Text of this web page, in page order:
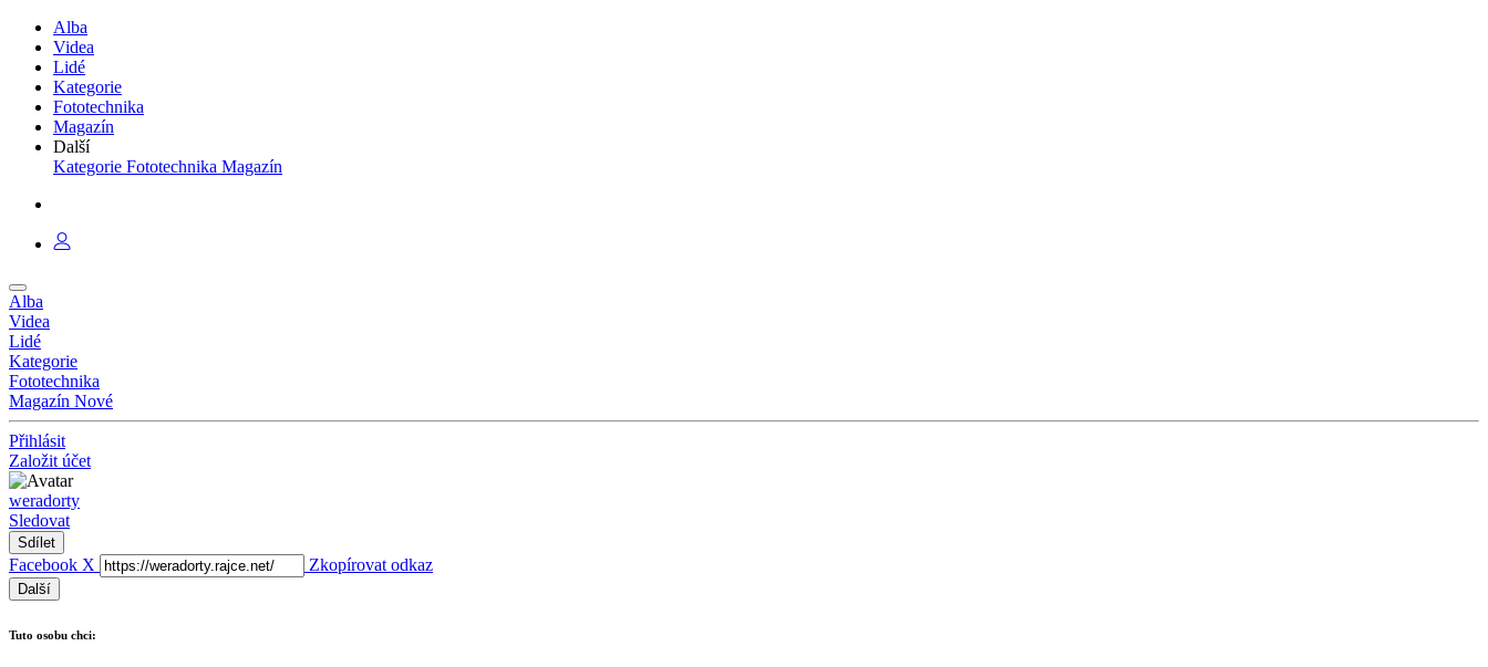
Alba
Videa
Lidé
Kategorie
Fototechnika
Magazín
Další
Kategorie Fototechnika Magazín
Alba
Videa
Lidé
Kategorie
Fototechnika
Magazín Nové
Přihlásit
Založit účet
weradorty
Sledovat
Sdílet
Facebook X Zkopírovat odkaz
Další
Tuto osobu chci: